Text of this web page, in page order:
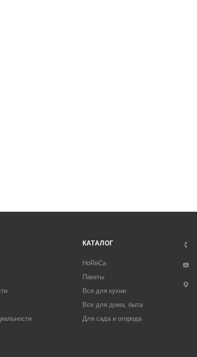
КАТАЛОГ
HoReCa
Пакеты
Все для кухни
Все для дома, быта
Для сада и огорода